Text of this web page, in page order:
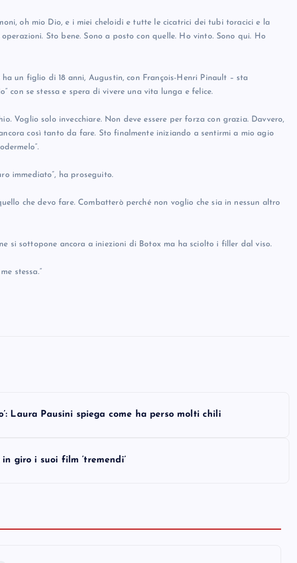
oh mio Dio, e i miei cheloidi e tutte le cicatrici dei tubi toracici e la
Sto bene. Sono a posto con quelle. Ho vinto. Sono qui. Ho
un figlio di 18 anni, Augustin, con François-Henri Pinault – sta
con se stessa e spera di vivere una vita lunga e felice.
Voglio solo invecchiare. Non deve essere per forza con grazia. Davvero,
così tanto da fare. Sto finalmente iniziando a sentirmi a mio agio
immediato”, ha proseguito.
che devo fare. Combatterò perché non voglio che sia in nessun altro
si sottopone ancora a iniezioni di Botox ma ha sciolto i filler dal viso.
stessa.”
Laura Pausini spiega come ha perso molti chili
giro i suoi film ‘tremendi’